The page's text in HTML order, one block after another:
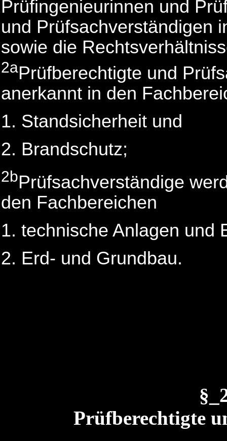
Prüfingenieurinnen und
und Prüfsachverständigen
sowie die
2aPrüfberechtigte und
anerkannt in den
Standsicherheit und
Brandschutz;
2bPrüfsachverständige
den Fachbereichen
technische Anlagen und
Erd- und Grundbau.
Prüfberechtigte